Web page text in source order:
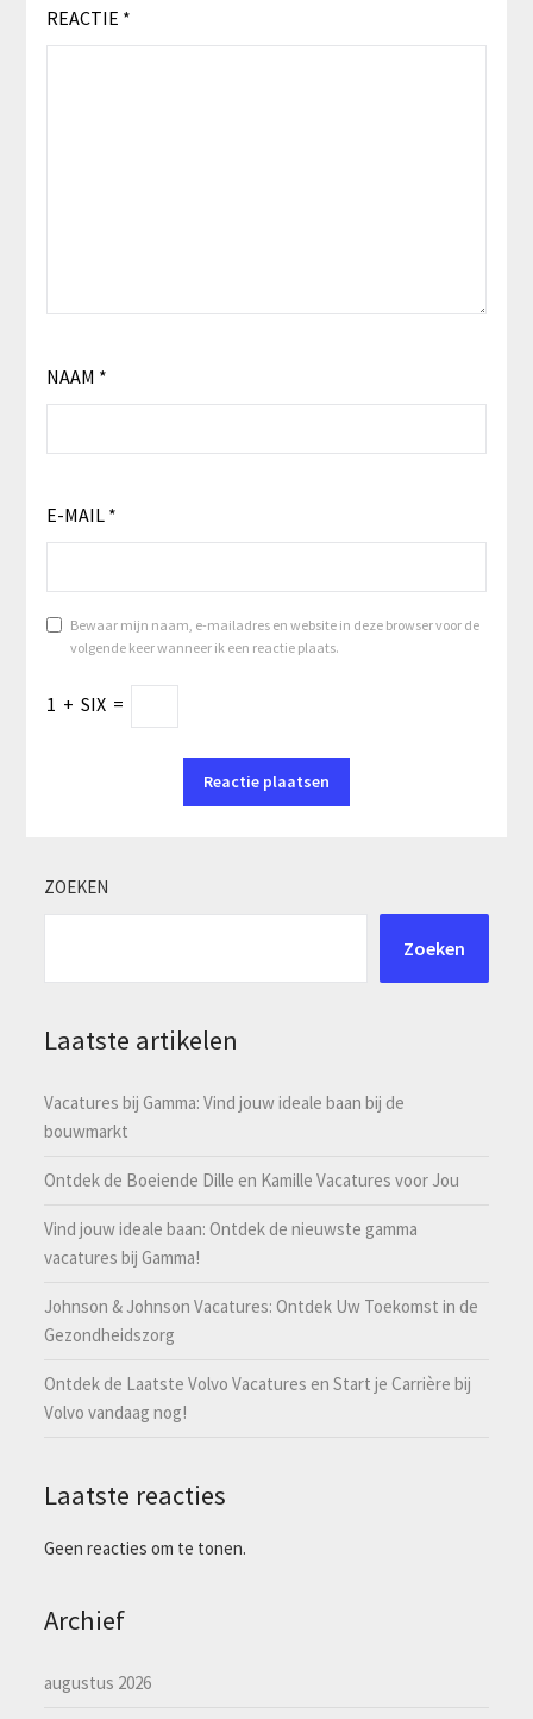
REACTIE *
NAAM *
E-MAIL *
Bewaar mijn naam, e-mailadres en website in deze browser voor de
volgende keer wanneer ik een reactie plaats.
1 + SIX =
ZOEKEN
Zoeken
Laatste artikelen
Vacatures bij Gamma: Vind jouw ideale baan bij de
bouwmarkt
Ontdek de Boeiende Dille en Kamille Vacatures voor Jou
Vind jouw ideale baan: Ontdek de nieuwste gamma
vacatures bij Gamma!
Johnson & Johnson Vacatures: Ontdek Uw Toekomst in de
Gezondheidszorg
Ontdek de Laatste Volvo Vacatures en Start je Carrière bij
Volvo vandaag nog!
Laatste reacties
Geen reacties om te tonen.
Archief
augustus 2026